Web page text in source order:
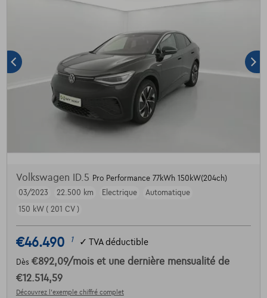
Volkswagen ID.5 Pro Performance 77kWh 150kW(204ch)
03/2023
22.500 km Electrique
Automatique
150 kW ( 201 CV )
€46.490 1 ✓ TVA déductible
Dès €892,09/mois et une dernière mensualité de
€12.514,59
Découvrez l’exemple chiffré complet